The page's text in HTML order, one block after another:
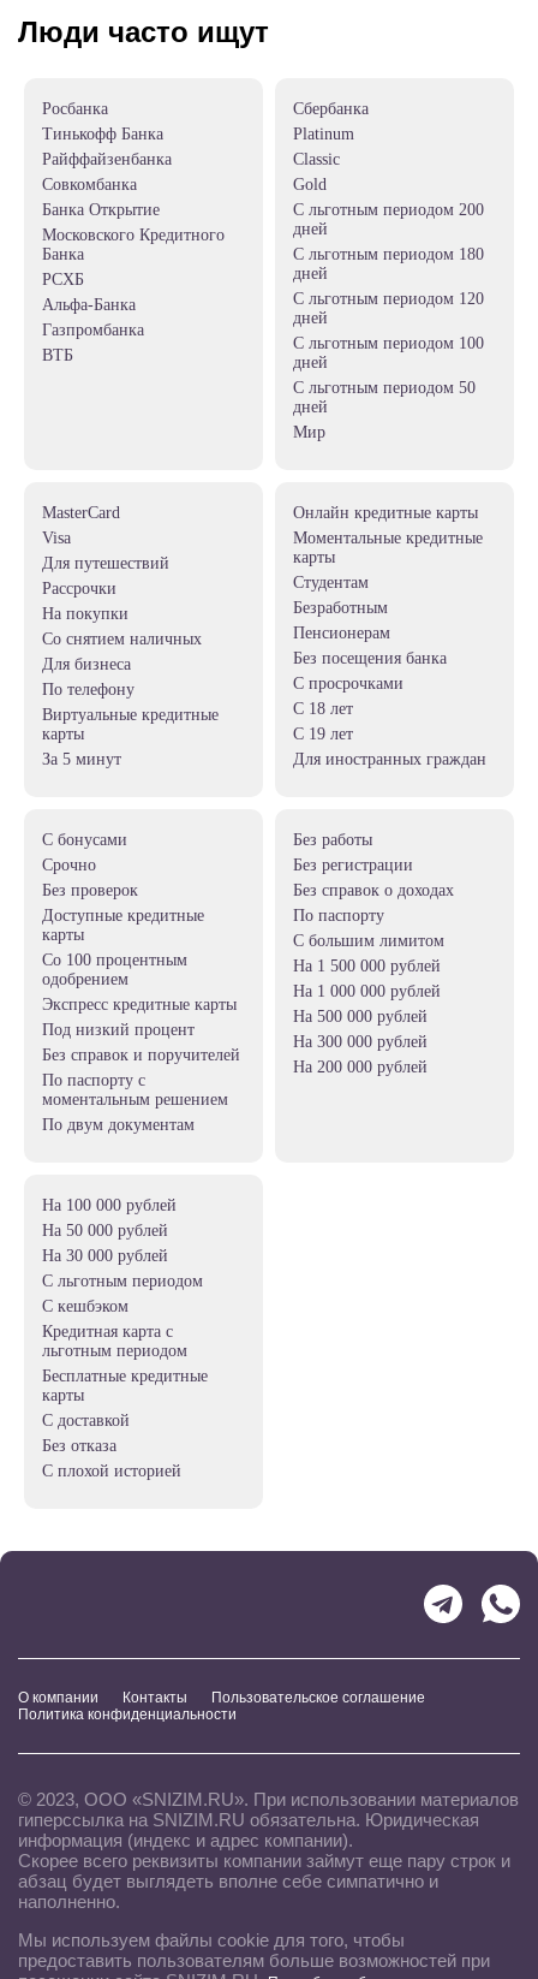
Люди часто ищут
Росбанка
Тинькофф Банка
Райффайзенбанка
Совкомбанка
Банка Открытие
Московского Кредитного
Банка
РСХБ
Альфа-Банка
Газпромбанка
ВТБ
Сбербанка
Platinum
Classic
Gold
c льготным периодом 200
дней
с льготным периодом 180
дней
c льготным периодом 120
дней
c льготным периодом 100
дней
c льготным периодом 50
дней
Мир
MasterCard
Visa
для путешествий
рассрочки
на покупки
со снятием наличных
для бизнеса
по телефону
Виртуальные кредитные
карты
за 5 минут
Онлайн кредитные карты
Моментальные кредитные
карты
студентам
безработным
пенсионерам
без посещения банка
с просрочками
с 18 лет
с 19 лет
для иностранных граждан
с бонусами
срочно
без проверок
Доступные кредитные
карты
со 100 процентным
одобрением
Экспресс кредитные карты
под низкий процент
без справок и поручителей
по паспорту с
моментальным решением
по двум документам
без работы
без регистрации
без справок о доходах
по паспорту
с большим лимитом
на 1 500 000 рублей
на 1 000 000 рублей
на 500 000 рублей
на 300 000 рублей
на 200 000 рублей
на 100 000 рублей
на 50 000 рублей
на 30 000 рублей
c льготным периодом
с кешбэком
Кредитная карта с
льготным периодом
Бесплатные кредитные
карты
с доставкой
без отказа
с плохой историей
О компании Контакты
Пользовательское соглашение
Политика конфиденциальности
© 2023, ООО «SNIZIM.RU». При использовании материалов
гиперссылка на SNIZIM.RU обязательна. Юридическая
информация (индекс и адрес компании).
Скорее всего реквизиты компании займут еще пару строк и
абзац будет выглядеть вполне себе симпатично и
наполненно.
Мы используем файлы cookie для того, чтобы
предоставить пользователям больше возможностей при